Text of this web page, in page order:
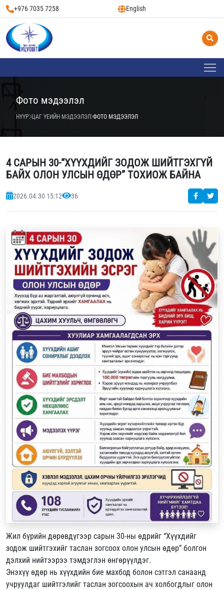
+976 7035 7258 English
Фото мэдээлэл
НҮҮР ЦАГ ҮЕИЙН МЭДЭЭЛЭЛ ФОТО МЭДЭЭЛЭЛ
4 САРЫН 30-“ХҮҮХДИЙГ ЗОДОЖ ШИЙТГЭХГҮЙ
БАЙХ ОЛОН УЛСЫН ӨДӨР” ТОХИОЖ БАЙНА
2026.04.30 15:12 36
Жил бүрийн дөрөвдүгээр сарын 30-ны өдрийг “Хүүхдийг
зодож шийтгэхийг таслан зогсоох олон улсын өдөр” болгон
дэлхий нийтээрээ тэмдэглэн өнгөрүүлдэг.
Энэхүү өдөр нь хүүхдийн бие махбод болон сэтгэл санаанд
учруулдаг шийтгэлийг таслан зогсоохын ач холбогдлыг олон